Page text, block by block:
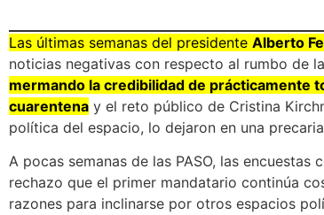
Las últimas semanas del presidente Alberto
noticias negativas con respecto al rumbo de
mermando la credibilidad de prácticamente
cuarentena y el reto público de Cristina
política del espacio, lo dejaron en una
A pocas semanas de las PASO, las
rechazo que el primer mandatario continúa
razones para inclinarse por otros espacios